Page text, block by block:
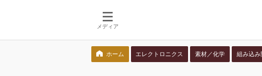
メディア
ホーム エレクトロニクス 素材／化学 組み込み